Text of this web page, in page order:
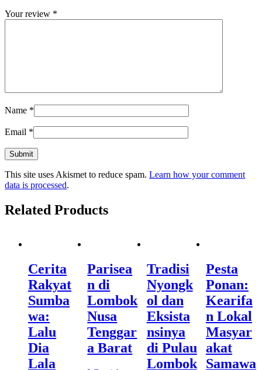
Your review *
Name *
Email *
This site uses Akismet to reduce spam. Learn how your comment
data is processed.
Related Products
Cerita
Rakyat
Sumba
wa:
Lalu
Dia
Lala
Parisea
n di
Lombok
Nusa
Tenggar
a Barat
Tradisi
Nyongk
ol dan
Eksista
nsinya
di Pulau
Lombok
Pesta
Ponan:
Kearifa
n Lokal
Masyar
akat
Samawa